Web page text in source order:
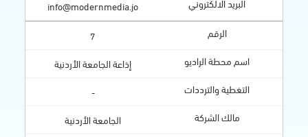
info@modernmedia.jo
7
إذاعة الجامعة الأردنية
-
الجامعة الأردنية